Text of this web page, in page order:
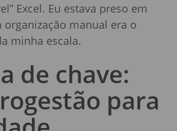
Excel. Eu estava preso em
manual era o
minha escala.
de chave:
para